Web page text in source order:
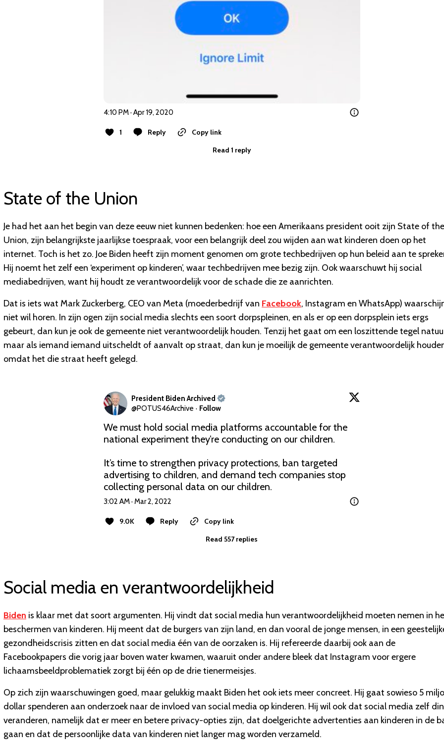
4:10 PM · Apr 19, 2020
1 Reply
Copy link
Read 1 reply
State of the Union
Je had het aan het begin van deze eeuw niet kunnen bedenken: hoe een Amerikaans president ooit zijn State of the
Union, zijn belangrijkste jaarlijkse toespraak, voor een belangrijk deel zou wijden aan wat kinderen doen op het
internet. Toch is het zo. Joe Biden heeft zijn moment genomen om grote techbedrijven op hun beleid aan te
Hij noemt het zelf een ‘experiment op kinderen’, waar techbedrijven mee bezig zijn. Ook waarschuwt hij social
mediabedrijven, want hij houdt ze verantwoordelijk voor de schade die ze aanrichten.
Dat is iets wat Mark Zuckerberg, CEO van Meta (moederbedrijf van Facebook, Instagram en WhatsApp)
niet wil horen. In zijn ogen zijn social media slechts een soort dorpspleinen, en als er op een dorpsplein iets ergs
gebeurt, dan kun je ook de gemeente niet verantwoordelijk houden. Tenzij het gaat om een loszittende tegel
maar als iemand iemand uitscheldt of aanvalt op straat, dan kun je moeilijk de gemeente verantwoordelijk
omdat het die straat heeft gelegd.
President Biden Archived
@POTUS46Archive · Follow
We must hold social media platforms accountable for the
national experiment they’re conducting on our children.
It’s time to strengthen privacy protections, ban targeted
advertising to children, and demand tech companies stop
collecting personal data on our children.
3:02 AM · Mar 2, 2022
9.0K Reply
Copy link
Read 557 replies
Social media en verantwoordelijkheid
Biden is klaar met dat soort argumenten. Hij vindt dat social media hun verantwoordelijkheid moeten nemen in
beschermen van kinderen. Hij meent dat de burgers van zijn land, en dan vooral de jonge mensen, in een
gezondheidscrisis zitten en dat social media één van de oorzaken is. Hij refereerde daarbij ook aan de
Facebookpapers die vorig jaar boven water kwamen, waaruit onder andere bleek dat Instagram voor ergere
lichaamsbeeldproblematiek zorgt bij één op de drie tienermeisjes.
Op zich zijn waarschuwingen goed, maar gelukkig maakt Biden het ook iets meer concreet. Hij gaat sowieso 5
dollar spenderen aan onderzoek naar de invloed van social media op kinderen. Hij wil ook dat social media zelf
veranderen, namelijk dat er meer en betere privacy-opties zijn, dat doelgerichte advertenties aan kinderen in de
gaan en dat de persoonlijke data van kinderen niet langer mag worden verzameld.